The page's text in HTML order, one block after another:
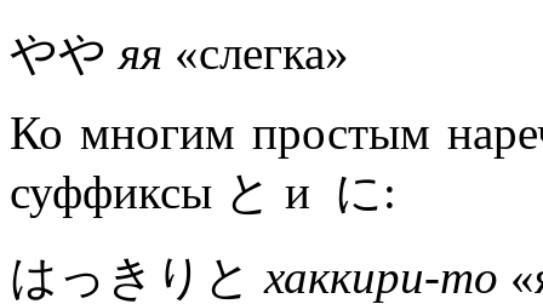
やや яя «слегка»
Ко многим простым
суффиксы と и に:
はっきりとхаккири-то